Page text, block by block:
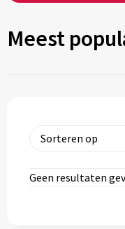
Meest
Geen resultaten